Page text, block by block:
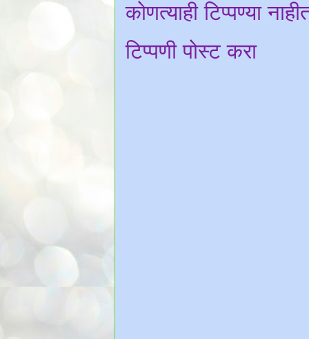
कोणत्याही टिप्पण्‍या
टिप्पणी पोस्ट करा